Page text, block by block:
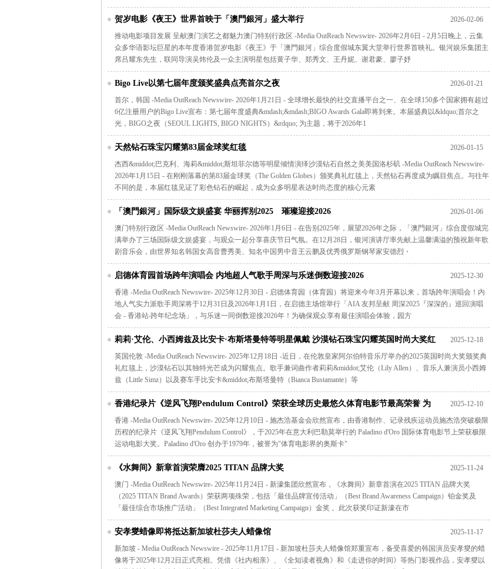
2026-02-06
贺岁电影《夜王》世界首映于「澳門銀河」盛大举行
推动电影项目发展 呈献澳门演艺之都魅力澳门特别行政区 -Media OutReach Newswire- 2026年2月6日 - 2月5日晚上，云集
众多华语影坛巨星的本年度香港贺岁电影《夜王》于「澳門銀河」综合度假城东翼大堂举行世界首映礼。银河娱乐集团主
席吕耀东先生，联同导演吴炜伦及一众主演明星包括黄子华、郑秀文、王丹妮、谢君豪、廖子妤
2026-01-21
Bigo Live以第七届年度颁奖盛典点亮首尔之夜
首尔，韩国 -Media OutReach Newswire- 2026年1月21日 - 全球增长最快的社交直播平台之一、在全球150多个国家拥有超过
6亿注册用户的Bigo Live宣布：第七届年度盛典&mdash;&mdash;BIGO Awards Gala即将到来。本届盛典以&ldquo;首尔之
光，BIGO之夜（SEOUL LIGHTS, BIGO NIGHTS）&rdquo; 为主题，将于2026年1
2026-01-15
天然钻石珠宝闪耀第83届金球奖红毯
杰西&middot;巴克利、海莉&middot;斯坦菲尔德等明星倾情演绎沙漠钻石自然之美美国洛杉矶 -Media OutReach Newswire-
2026年1月15日 - 在刚刚落幕的第83届金球奖（The Golden Globes）颁奖典礼红毯上，天然钻石再度成为瞩目焦点。与往年
不同的是，本届红毯见证了彩色钻石的崛起，成为众多明星表达时尚态度的核心元素
2026-01-06
「澳門銀河」国际级文娱盛宴 华丽挥别2025 璀璨迎接2026
澳门特别行政区 -Media OutReach Newswire- 2026年1月6日 - 在告别2025年，展望2026年之际，「澳門銀河」综合度假城完
满举办了三场国际级文娱盛宴，与观众一起分享喜庆节日气氛。在12月28日，银河演讲厅率先献上温馨满溢的预祝新年歌
剧音乐会，由世界知名韩国女高音曹秀美、知名中国男中音王云鹏及优秀俄罗斯钢琴家安德烈・
2025-12-30
启德体育园首场跨年演唱会 内地超人气歌手周深与乐迷倒数迎接2026
香港 -Media OutReach Newswire- 2025年12月30日 - 启德体育园（体育园）将迎来今年3月开幕以来，首场跨年演唱会！内
地人气实力派歌手周深将于12月31日及2026年1月1日，在启德主场馆举行「AIA 友邦呈献 周深2025『深深的』巡回演唱
会 - 香港站‧跨年纪念场」，与乐迷一同倒数迎接2026年！为确保观众享有最佳演唱会体验，园方
2025-12-18
莉莉·艾伦、小西姆兹及比安卡·布斯塔曼特等明星佩戴 沙漠钻石珠宝闪耀英国时尚大奖红
毯
英国伦敦 -Media OutReach Newswire- 2025年12月18日 -近日，在伦敦皇家阿尔伯特音乐厅举办的2025英国时尚大奖颁奖典
礼红毯上，沙漠钻石以其独特光芒成为闪耀焦点。歌手兼词曲作者莉莉&middot;艾伦（Lily Allen）、音乐人兼演员小西姆
兹（Little Simz）以及赛车手比安卡&middot;布斯塔曼特（Bianca Bustamante）等
2025-12-10
香港纪录片《逆风飞翔Pendulum Control》荣获全球历史最悠久体育电影节最高荣誉 为
本地共融及残疾运动创新树立里程碑
香港 -Media OutReach Newswire- 2025年12月10日 - 施杰浩基金会欣然宣布，由香港制作、记录残疾运动员施杰浩突破极限
历程的纪录片《逆风飞翔Pendulum Control》，于2025年在意大利巴勒莫举行的 Paladino d'Oro 国际体育电影节上荣获极限
运动电影大奖。Paladino d'Oro 创办于1979年，被誉为"体育电影界的奥斯卡"
2025-11-24
《水舞间》新章首演荣膺2025 TITAN 品牌大奖
澳门 -Media OutReach Newswire- 2025年11月24日 - 新濠集团欣然宣布，《水舞间》新章首演在2025 TITAN 品牌大奖
（2025 TITAN Brand Awards）荣获两项殊荣，包括「最佳品牌宣传活动」（Best Brand Awareness Campaign）铂金奖及
「最佳综合市场推广活动」（Best Integrated Marketing Campaign）金奖 。此次获奖印证新濠在市
2025-11-17
安孝燮蜡像即将抵达新加坡杜莎夫人蜡像馆
新加坡 - Media OutReach Newswire - 2025年11月17日 - 新加坡杜莎夫人蜡像馆郑重宣布，备受喜爱的韩国演员安孝燮的蜡
像将于2025年12月2日正式亮相。凭借《社内相亲》、《全知读者视角》和《走进你的时间》等热门影视作品，安孝燮以